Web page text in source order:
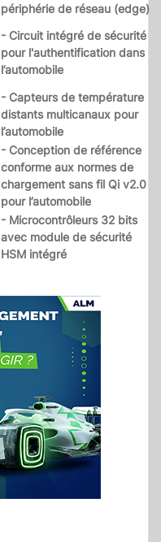
périphérie de réseau (edge)
- Circuit intégré de sécurité
pour l'authentification dans
l’automobile
- Capteurs de température
distants multicanaux pour
l’automobile
- Conception de référence
conforme aux normes de
chargement sans fil Qi v2.0
pour l’automobile
- Microcontrôleurs 32 bits
avec module de sécurité
HSM intégré